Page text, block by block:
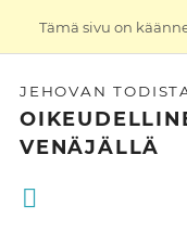
Tämä sivu on
JEHOVAN
VENÄJÄLLÄ